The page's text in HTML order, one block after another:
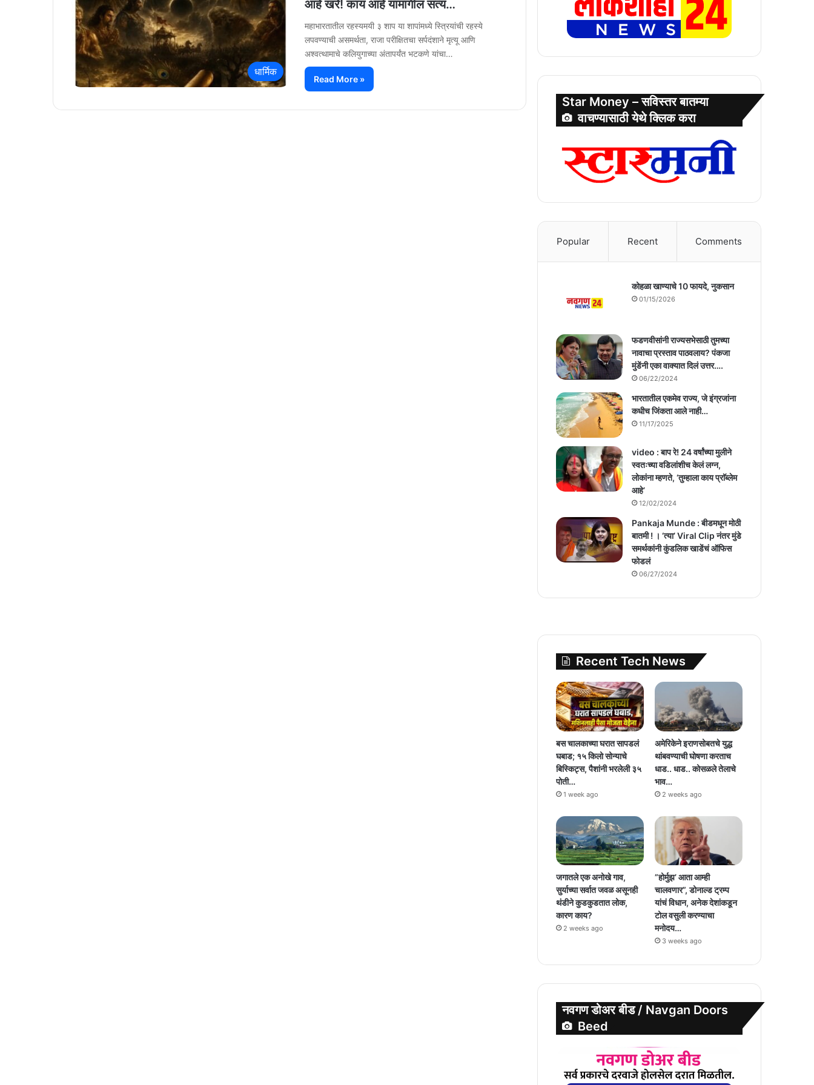
धार्मिक
आहे खरे! काय आहे यामागील सत्य…
महाभारतातील रहस्यमयी ३ शाप या शापांमध्ये स्त्रियांची रहस्ये
लपवण्याची असमर्थता, राजा परीक्षितचा सर्पदंशाने मृत्यू आणि
अश्वत्थामाचे कलियुगाच्या अंतापर्यंत भटकणे यांचा…
Read More »
Star Money – सविस्तर बातम्या
वाचण्यासाठी येथे क्लिक करा
Popular Recent Comments
कोहळा खाण्याचे 10 फायदे, नुकसान
01/15/2026
फडणवीसांनी राज्यसभेसाठी तुमच्या
नावाचा प्रस्ताव पाठवलाय? पंकजा
मुंडेंनी एका वाक्यात दिलं उत्तर….
06/22/2024
भारतातील एकमेव राज्य, जे इंग्रजांना
कधीच जिंकता आले नाही…
11/17/2025
video : बाप रे! 24 वर्षांच्या मुलीने
स्वतःच्या वडिलांशीच केलं लग्न,
लोकांना म्हणते, ‘तुम्हाला काय प्राॅब्लेम
आहे’
12/02/2024
Pankaja Munde : बीडमधून मोठी
बातमी ! । ‘त्या’ Viral Clip नंतर मुंडे
समर्थकांनी कुंडलिक खाडेंचं ऑफिस
फोडलं
06/27/2024
Recent Tech News
बस चालकाच्या घरात सापडलं
घबाड; १५ किलो सोन्याचे
बिस्किट्स, पैशांनी भरलेली ३५
पोती…
1 week ago
अमेरिकेने इराणसोबतचे युद्ध
थांबवण्याची घोषणा करताच
धाड.. धाड.. कोसळले तेलाचे
भाव…
2 weeks ago
जगातले एक अनोखे गाव,
सुर्याच्या सर्वात जवळ असूनही
थंडीने कुडकुडतात लोक,
कारण काय?
2 weeks ago
”होर्मुझ’ आता आम्ही
चालवणार”, डोनाल्ड ट्रम्प
यांचं विधान, अनेक देशांकडून
टोल वसुली करण्याचा
मनोदय…
3 weeks ago
नवगण डोअर बीड / Navgan Doors
Beed